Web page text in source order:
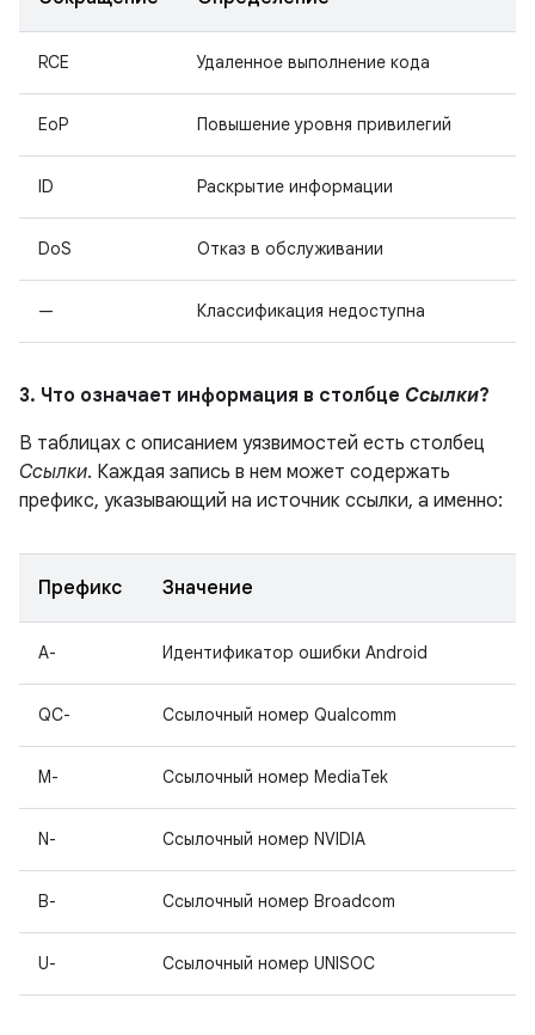
RCE Удаленное выполнение кода
EoP Повышение уровня привилегий
ID Раскрытие информации
DoS Отказ в обслуживании
— Классификация недоступна
3. Что означает информация в столбце Ссылки?
В таблицах с описанием уязвимостей есть столбец
Ссылки. Каждая запись в нем может содержать
префикс, указывающий на источник ссылки, а именно:
Префикс Значение
A- Идентификатор ошибки Android
QC- Ссылочный номер Qualcomm
M- Ссылочный номер MediaTek
N- Ссылочный номер NVIDIA
B- Ссылочный номер Broadcom
U- Ссылочный номер UNISOC